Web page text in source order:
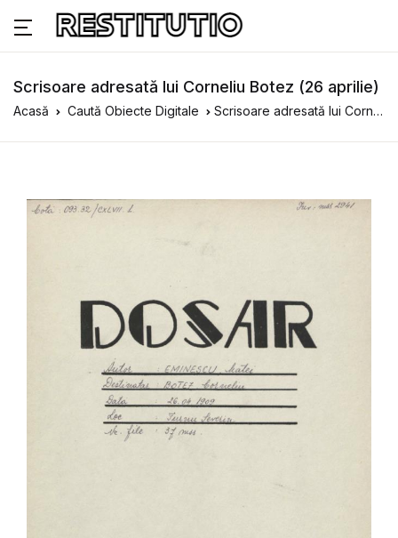
Scrisoare adresată lui Corneliu Botez (26 aprilie)
Acasă Caută Obiecte Digitale Scrisoare adresată lui Corneliu Botez (26 aprilie)